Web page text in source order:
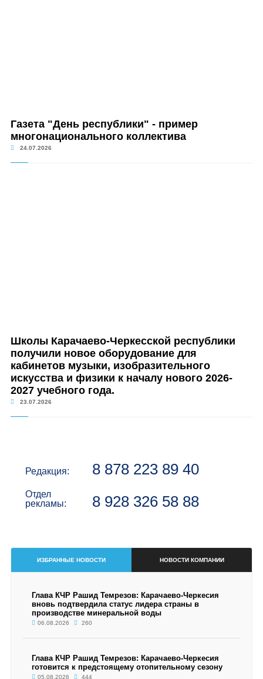
Газета "День республики" - пример
многонационального коллектива
24.07.2026
Школы Карачаево-Черкесской республики
получили новое оборудование для
кабинетов музыки, изобразительного
искусства и физики к началу нового 2026-
2027 учебного года.
23.07.2026
Редакция: 8 878 223 89 40
Отдел
рекламы:
8 928 326 58 88
ИЗБРАННЫЕ НОВОСТИ НОВОСТИ КОМПАНИИ
Глава КЧР Рашид Темрезов: Карачаево-Черкесия
вновь подтвердила статус лидера страны в
производстве минеральной воды
06.08.2026 260
Глава КЧР Рашид Темрезов: Карачаево-Черкесия
готовится к предстоящему отопительному сезону
05.08.2026 444